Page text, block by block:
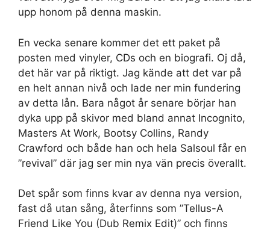
upp honom på denna maskin.
En vecka senare kommer det ett paket på
posten med vinyler, CDs och en biografi. Oj då,
det här var på riktigt. Jag kände att det var på
en helt annan nivå och lade ner min fundering
av detta lån. Bara något år senare börjar han
dyka upp på skivor med bland annat Incognito,
Masters At Work, Bootsy Collins, Randy
Crawford och både han och hela Salsoul får en
”revival” där jag ser min nya vän precis överallt.
Det spår som finns kvar av denna nya version,
fast då utan sång, återfinns som ”Tellus-A
Friend Like You (Dub Remix Edit)” och finns